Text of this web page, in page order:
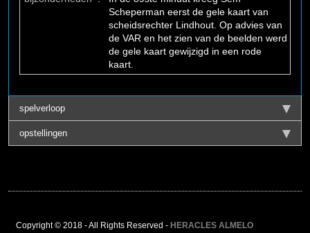
Scheperman eerst de gele kaart van
scheidsrechter Lindhout. Op advies van
de VAR en het zien van de beelden werd
de gele kaart gewijzigd in een rode
kaart.
spelverloop
opstellingen
Copyright © 2018 - All Rights Reserved - HERACLES ALMELO